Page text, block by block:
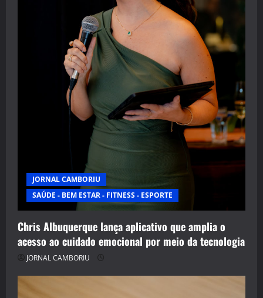
JORNAL CAMBORIU
SAÚDE - BEM ESTAR - FITNESS - ESPORTE
Chris Albuquerque lança aplicativo que amplia o
acesso ao cuidado emocional por meio da tecnologia
JORNAL CAMBORIU